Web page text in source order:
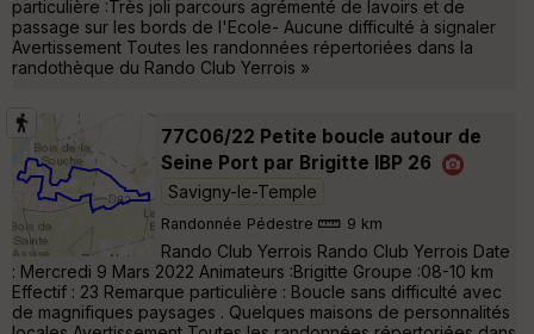
particulière :Très joli parcours agrémenté de lavoirs et de
passage sur les bords de l'Ecole- Aucune difficulté à signaler
Avertissement Toutes les randonnées répertoriées dans la
randothèque du Rando Club Yerrois »
77C06/22 Petite boucle autour de
Seine Port par Brigitte IBP 26
Savigny-le-Temple
Randonnée Pédestre 9 km
Rando Club Yerrois Rando Club Yerrois Date
: Mercredi 9 Mars 2022 Animateurs :Brigitte Groupe :08-10 km
Effectif : 23 Remarque particulière : Boucle sans difficulté avec
de magnifiques paysages . Quelques maisons de personnalités